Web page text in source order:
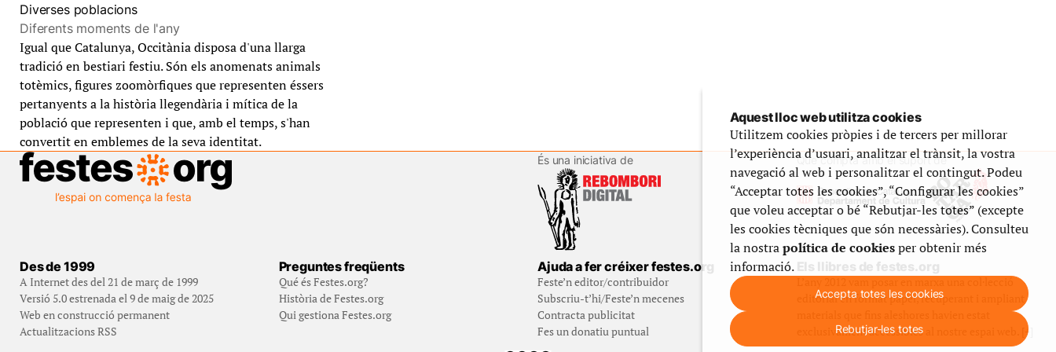
Diverses poblacions
Diferents moments de l'any
Igual que Catalunya, Occitània disposa d'una llarga
tradició en bestiari festiu. Són els anomenats animals
totèmics, figures zoomòrfiques que representen éssers
pertanyents a la història llegendària i mítica de la
població que representen i que, amb el temps, s'han
convertit en emblemes de la seva identitat.
És una iniciativa de Que compta amb el suport de
Des de 1999
A Internet des del 21 de març de 1999
Versió 5.0 estrenada el 9 de maig de 2025
Web en construcció permanent
Actualitzacions RSS
Preguntes freqüents
Qué és Festes.org?
Història de Festes.org
Qui gestiona Festes.org
Ajuda a fer créixer festes.org
Feste’n editor/contribuidor
Subscriu-t’hi/Feste’n mecenes
Contracta publicitat
Fes un donatiu puntual
Els llibres de festes.org
L’any 2012 vam posar en marxa una col·lecció
editorial en format paper, recuperant i ampliant
exclusivament accessibles al nostre espai web. [+]
Aquest lloc web utilitza cookies
Utilitzem cookies pròpies i de tercers per millorar
l’experiència d’usuari, analitzar el trànsit, la vostra
navegació al web i personalitzar el contingut. Podeu
“Acceptar totes les cookies”, “Configurar les cookies”
que voleu acceptar o bé “Rebutjar-les totes” (excepte
les cookies tècniques que són necessàries). Consulteu
la nostrapolítica de cookiesper obtenir més
informació.
Accepta totes les cookies
Rebutjar-les totes